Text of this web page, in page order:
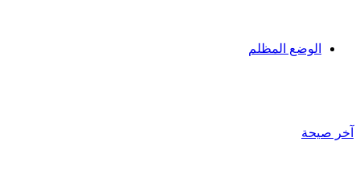
الوضع المظلم
آخر صيحة